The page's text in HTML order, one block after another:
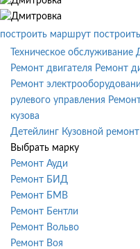
построить маршрут
Техническое обслуживание
Ремонт двигателя Ремонт
Ремонт
рулевого управления
кузова
Детейлинг Кузовной ремонт
Выбрать марку
Ремонт Ауди
Ремонт БИД
Ремонт БМВ
Ремонт Бентли
Ремонт Вольво
Ремонт Воя